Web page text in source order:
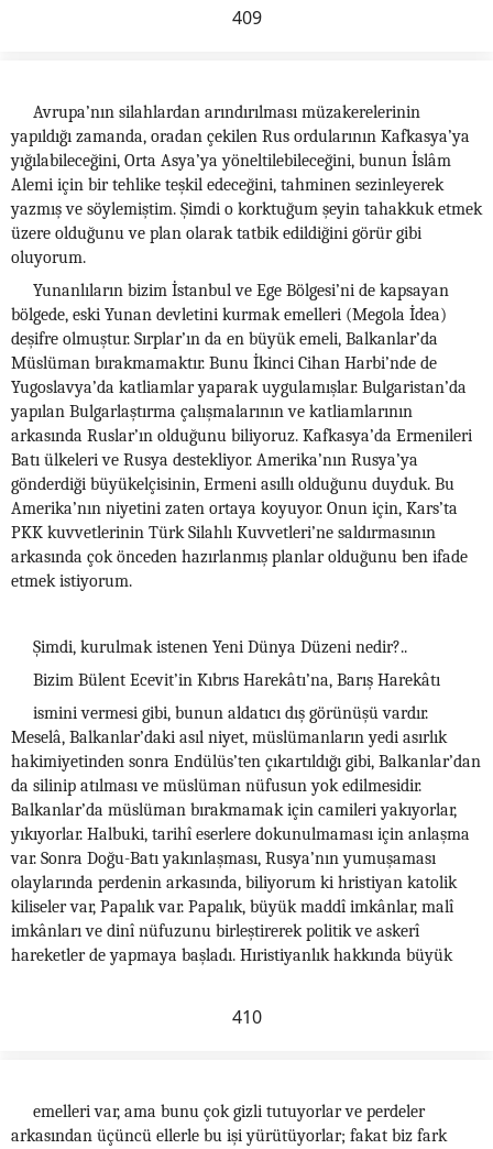
409
Avrupa’nın silahlardan arındırılması müzakerelerinin
yapıldığı zamanda, oradan çekilen Rus ordularının Kafkasya’ya
yığılabileceğini, Orta Asya’ya yöneltilebileceğini, bunun İslâm
Alemi için bir tehlike teşkil edeceğini, tahminen sezinleyerek
yazmış ve söylemiştim. Şimdi o korktuğum şeyin tahakkuk etmek
üzere olduğunu ve plan olarak tatbik edildiğini görür gibi
oluyorum.
Yunanlıların bizim İstanbul ve Ege Bölgesi’ni de kapsayan
bölgede, eski Yunan devletini kurmak emelleri (Megola İdea)
deşifre olmuştur. Sırplar’ın da en büyük emeli, Balkanlar’da
Müslüman bırakmamaktır. Bunu İkinci Cihan Harbi’nde de
Yugoslavya’da katliamlar yaparak uygulamışlar. Bulgaristan’da
yapılan Bulgarlaştırma çalışmalarının ve katliamlarının
arkasında Ruslar’ın olduğunu biliyoruz. Kafkasya’da Ermenileri
Batı ülkeleri ve Rusya destekliyor. Amerika’nın Rusya’ya
gönderdiği büyükelçisinin, Ermeni asıllı olduğunu duyduk. Bu
Amerika’nın niyetini zaten ortaya koyuyor. Onun için, Kars’ta
PKK kuvvetlerinin Türk Silahlı Kuvvetleri’ne saldırmasının
arkasında çok önceden hazırlanmış planlar olduğunu ben ifade
etmek istiyorum.
Şimdi, kurulmak istenen Yeni Dünya Düzeni nedir?..
Bizim Bülent Ecevit’in Kıbrıs Harekâtı’na, Barış Harekâtı
ismini vermesi gibi, bunun aldatıcı dış görünüşü vardır.
Meselâ, Balkanlar’daki asıl niyet, müslümanların yedi asırlık
hakimiyetinden sonra Endülüs’ten çıkartıldığı gibi, Balkanlar’dan
da silinip atılması ve müslüman nüfusun yok edilmesidir.
Balkanlar’da müslüman bırakmamak için camileri yakıyorlar,
yıkıyorlar. Halbuki, tarihî eserlere dokunulmaması için anlaşma
var. Sonra Doğu-Batı yakınlaşması, Rusya’nın yumuşaması
olaylarında perdenin arkasında, biliyorum ki hristiyan katolik
kiliseler var, Papalık var. Papalık, büyük maddî imkânlar, malî
imkânları ve dinî nüfuzunu birleştirerek politik ve askerî
hareketler de yapmaya başladı. Hıristiyanlık hakkında büyük
410
emelleri var, ama bunu çok gizli tutuyorlar ve perdeler
arkasından üçüncü ellerle bu işi yürütüyorlar; fakat biz fark